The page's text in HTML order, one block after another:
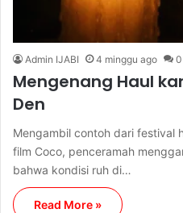
Admin IJABI 4 minggu ago 0
Mengenang Haul
Den
Mengambil contoh dari festival
film Coco, penceramah
bahwa kondisi ruh di…
Read More »